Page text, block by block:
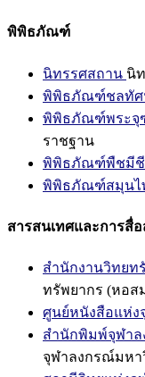
พิพิธภัณฑ์
นิทรรศสถาน นิ
พิพิธภัณฑ์ชลทัศ
พิพิธภัณฑ์พระจุ
ราชฐาน
พิพิธภัณฑ์พืชมีชี
พิพิธภัณฑ์สมุนไ
สารสนเทศและการสื่อ
สำนักงานวิทยท
ทรัพยากร (หอส
ศูนย์หนังสือแห่ง
สำนักพิมพ์จุฬา
จุฬาลงกรณ์มหา